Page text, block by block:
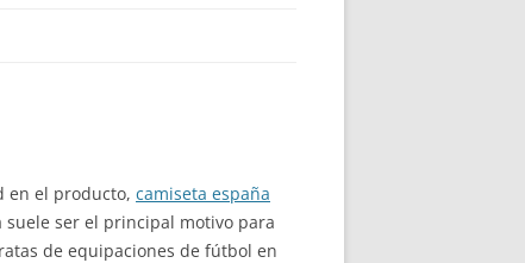
en el producto, camiseta españa
ser el principal motivo para
de equipaciones de fútbol en